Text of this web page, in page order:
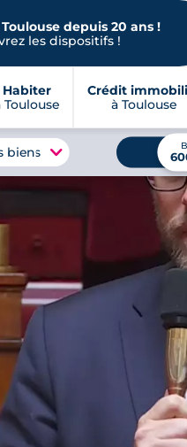
depuis 20 ans !
les dispositifs !
Habiter
Toulouse
Crédit
à Toulouse
biens